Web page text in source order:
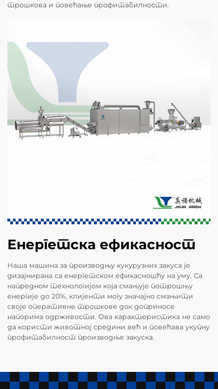
трошкова и повећање профитабилности.
Енергетска ефикасност
Наша машина за производњу кукурузних закуса је
дизајнирана са енергетском ефикасношћу на уму. Са
напредном технологијом која смањује потрошњу
енергије до 20%, клијенти могу значајно смањити
своје оперативне трошкове док доприносе
напорима одрживости. Ова карактеристика не само
да користи животној средини већ и повећава укупну
профитабилност производње закуска.